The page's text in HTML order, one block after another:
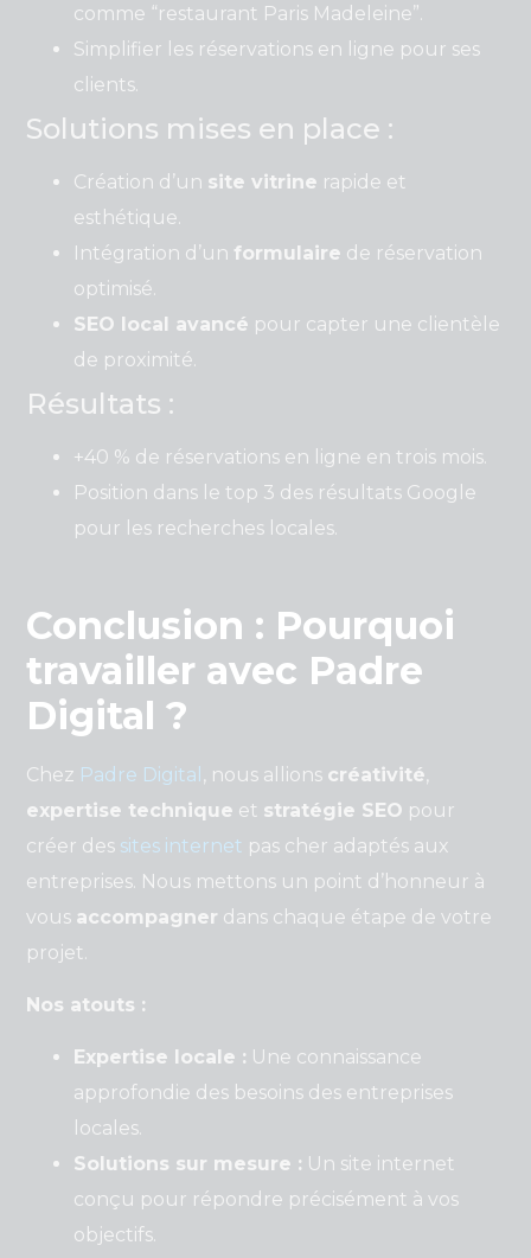
comme “restaurant Paris Madeleine”.
Simplifier les réservations en ligne pour ses
clients.
Solutions mises en place :
Création d’un site vitrine rapide et
esthétique.
Intégration d’un formulaire de réservation
optimisé.
SEO local avancé pour capter une clientèle
de proximité.
Résultats :
+40 % de réservations en ligne en trois mois.
Position dans le top 3 des résultats Google
pour les recherches locales.
Conclusion : Pourquoi
travailler avec Padre
Digital ?
Chez Padre Digital , nous allions créativité
expertise technique et stratégie SEO pour
créer des sites internet pas cher adaptés aux
entreprises. Nous mettons un point d’honneur à
vous accompagner dans chaque étape de votre
projet.
Nos atouts :
Expertise locale : Une connaissance
approfondie des besoins des entreprises
locales.
Solutions sur mesure : Un site internet
conçu pour répondre précisément à vos
objectifs.